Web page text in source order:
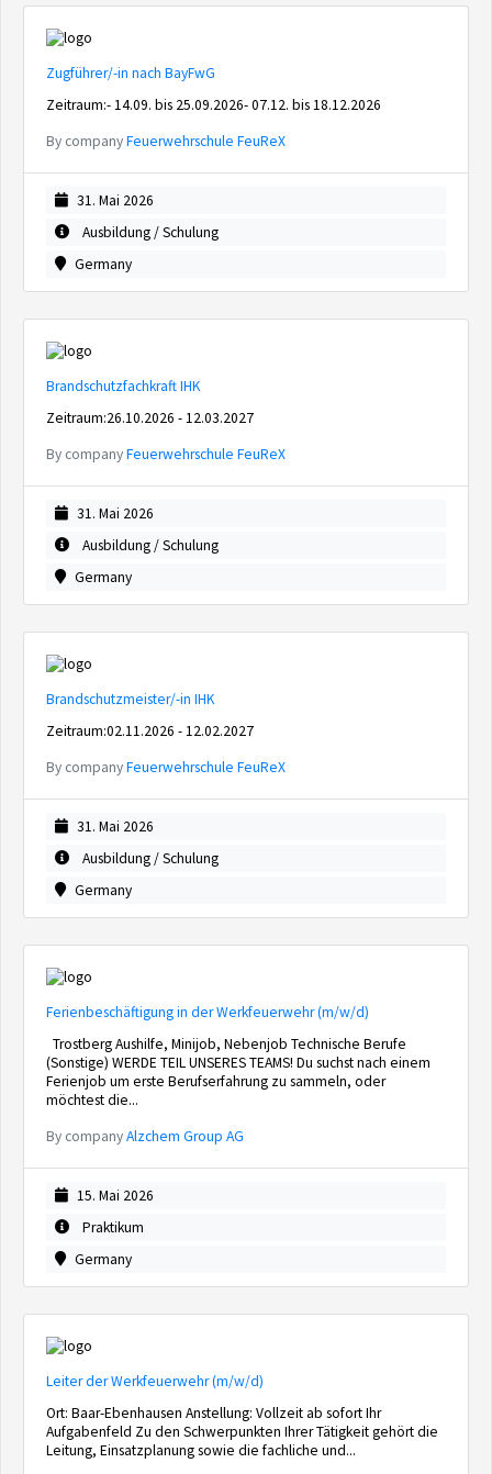
Zugführer/-in nach BayFwG
Zeitraum:- 14.09. bis 25.09.2026- 07.12. bis 18.12.2026
By companyFeuerwehrschule FeuReX
31. Mai 2026
Ausbildung / Schulung
Germany
Brandschutzfachkraft IHK
Zeitraum:26.10.2026 - 12.03.2027
By companyFeuerwehrschule FeuReX
31. Mai 2026
Ausbildung / Schulung
Germany
Brandschutzmeister/-in IHK
Zeitraum:02.11.2026 - 12.02.2027
By companyFeuerwehrschule FeuReX
31. Mai 2026
Ausbildung / Schulung
Germany
Ferienbeschäftigung in der Werkfeuerwehr (m/w/d)
Trostberg Aushilfe, Minijob, Nebenjob Technische Berufe
(Sonstige) WERDE TEIL UNSERES TEAMS! Du suchst nach einem
Ferienjob um erste Berufserfahrung zu sammeln, oder
möchtest die...
By companyAlzchem Group AG
15. Mai 2026
Praktikum
Germany
Leiter der Werkfeuerwehr (m/w/d)
Ort: Baar-Ebenhausen Anstellung: Vollzeit ab sofort Ihr
Aufgabenfeld Zu den Schwerpunkten Ihrer Tätigkeit gehört die
Leitung, Einsatzplanung sowie die fachliche und...